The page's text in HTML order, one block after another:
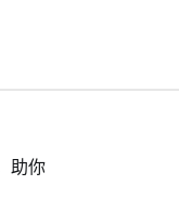
助你